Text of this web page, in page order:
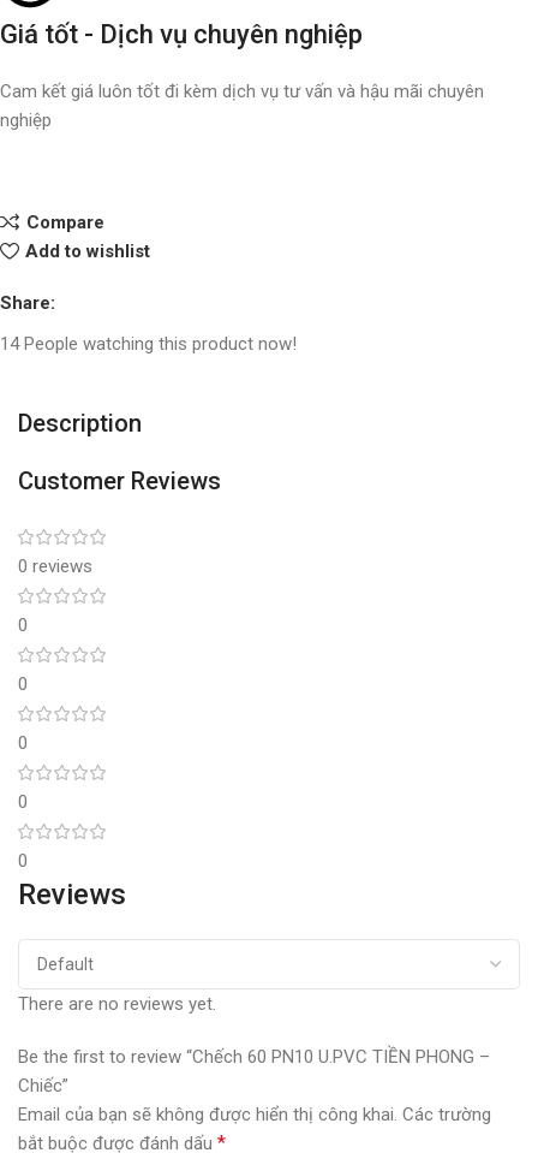
Giá tốt - Dịch vụ chuyên nghiệp
Cam kết giá luôn tốt đi kèm dịch vụ tư vấn và hậu mãi chuyên
nghiệp
Compare
Add to wishlist
Share:
14 People watching this product now!
Description
Customer Reviews
0 reviews
0
0
0
0
0
Reviews
There are no reviews yet.
Be the first to review “Chếch 60 PN10 U.PVC TIỀN PHONG –
Chiếc”
Email của bạn sẽ không được hiển thị công khai. Các trường
bắt buộc được đánh dấu *